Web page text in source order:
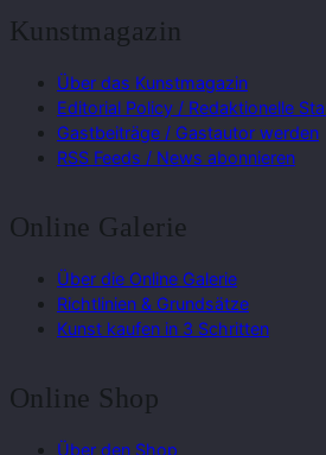
Kunstmagazin
Über das Kunstmagazin
Editorial Policy / Redaktionelle
Gastbeiträge / Gastautor werden
RSS Feeds / News abonnieren
Online Galerie
Über die Online Galerie
Richtlinien & Grundsätze
Kunst kaufen in 3 Schritten
Online Shop
Über den Shop